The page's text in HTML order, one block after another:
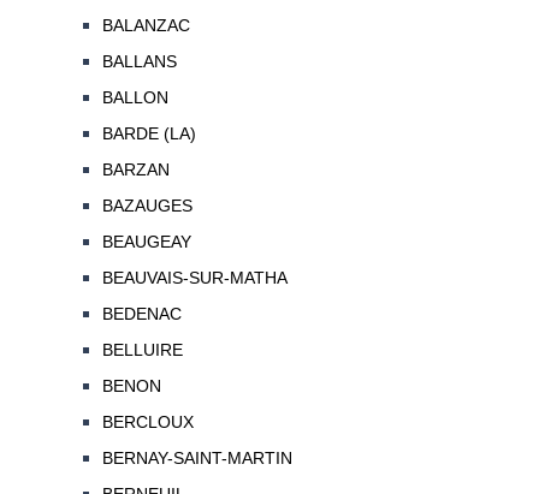
BALANZAC
BALLANS
BALLON
BARDE (LA)
BARZAN
BAZAUGES
BEAUGEAY
BEAUVAIS-SUR-MATHA
BEDENAC
BELLUIRE
BENON
BERCLOUX
BERNAY-SAINT-MARTIN